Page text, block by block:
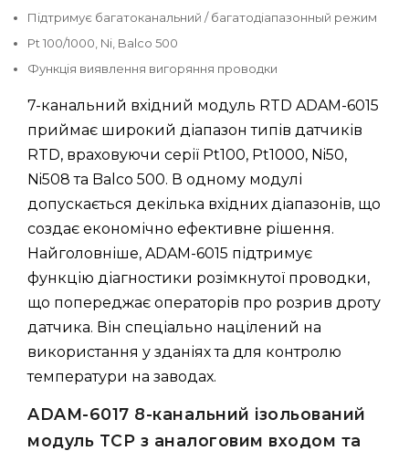
Підтримує багатоканальний / багатодіапазонный режим
Pt 100/1000, Ni, Balco 500
Функція виявлення вигоряння проводки
7-канальний вхідний модуль RTD ADAM-6015
приймає широкий діапазон типів датчиків
RTD, враховуючи серії Pt100, Pt1000, Ni50,
Ni508 та Balco 500. В одному модулі
допускається декілька вхідних діапазонів, що
создає економічно ефективне рішення.
Найголовніше, ADAM-6015 підтримує
функцію діагностики розімкнутої проводки,
що попереджає операторів про розрив дроту
датчика. Він спеціально націлений на
використання у зданіях та для контролю
температури на заводах.
ADAM-6017 8-канальний ізольований
модуль TCP з аналоговим входом та